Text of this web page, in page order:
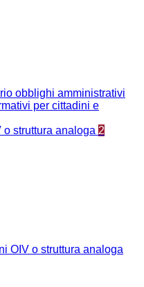
obblighi amministrativi
per cittadini e
o struttura analoga 2
OIV o struttura analoga